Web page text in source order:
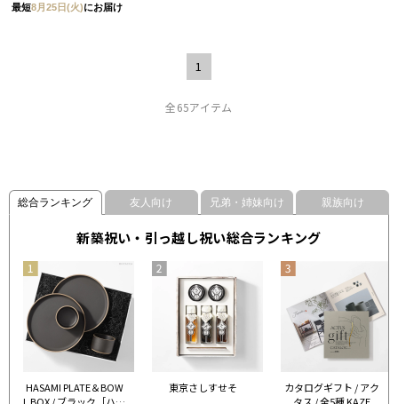
最短8月25日(火)にお届け
1
全65アイテム
総合ランキング 友人向け 兄弟・姉妹向け 親族向け
新築祝い・引っ越し祝い総合ランキング
HASAMI PLATE＆BOW
L BOX / ブラック［ハサ
東京さしすせそ
カタログギフト / アク
タス / 全5種 KAZE